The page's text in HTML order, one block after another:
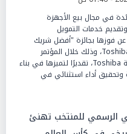
في مجال بيع الأجهزة
وتقديم خدمات التمويل
فوزها بجائزة "أفضل شريك
استراتيجي" من شركة Toshiba، وذلك خلال المؤتمر
الإقليمي السنوي لشركة Toshiba، تقديرًا لتميزها في بناء
وتحقيق أداء استثنائي في
الرسمي للمنتخب تهنئ